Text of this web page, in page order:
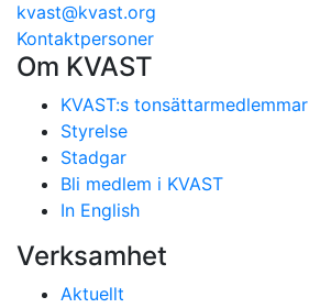
kvast@kvast.org
Kontaktpersoner
Om KVAST
KVAST:s tonsättarmedlemmar
Styrelse
Stadgar
Bli medlem i KVAST
In English
Verksamhet
Aktuellt